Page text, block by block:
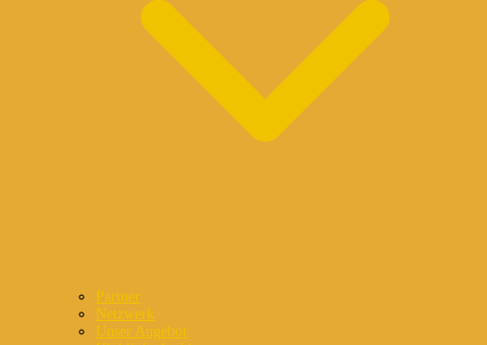
Partner
Netzwerk
Unser Angebot